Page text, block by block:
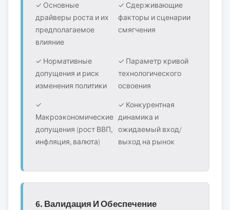
✓ Основные
драйверы роста и их
предполагаемое
влияние
✓ Сдерживающие
факторы и сценарии
смягчения
✓ Нормативные
допущения и риск
изменения политики
✓ Параметр кривой
технологического
освоения
✓
Макроэкономические
допущения (рост ВВП,
инфляция, валюта)
✓ Конкурентная
динамика и
ожидаемый вход/
выход на рынок
6. Валидация И Обеспечение